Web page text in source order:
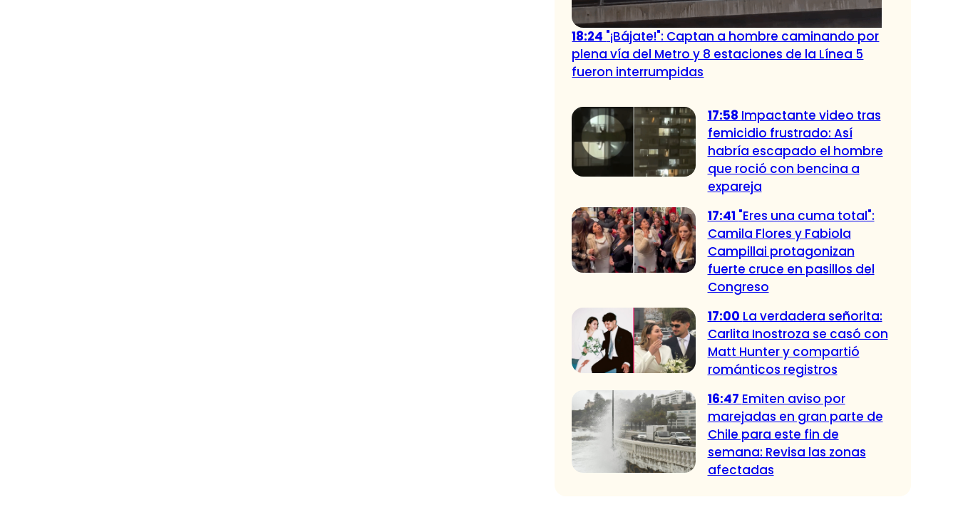
18:24 "¡Bájate!": Captan a hombre caminando por
plena vía del Metro y 8 estaciones de la Línea 5
fueron interrumpidas
17:58 Impactante video tras
femicidio frustrado: Así
habría escapado el hombre
que roció con bencina a
expareja
17:41 "Eres una cuma total":
Camila Flores y Fabiola
Campillai protagonizan
fuerte cruce en pasillos del
Congreso
17:00 La verdadera señorita:
Carlita Inostroza se casó con
Matt Hunter y compartió
románticos registros
16:47 Emiten aviso por
marejadas en gran parte de
Chile para este fin de
semana: Revisa las zonas
afectadas